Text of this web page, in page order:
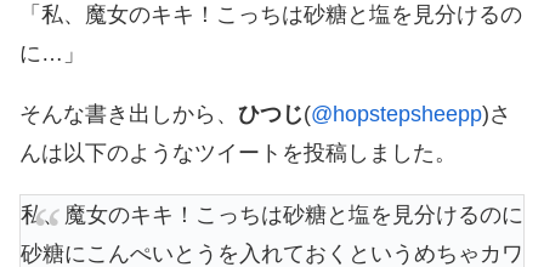
「私、魔女のキキ！こっちは砂糖と塩を見分けるの
に…」
そんな書き出しから、 ひつじ(@hopstepsheepp)さ
んは以下のようなツイートを投稿しました。
私、魔女のキキ！こっちは砂糖と塩を見分けるのに
砂糖にこんぺいとうを入れておくというめちゃカワ